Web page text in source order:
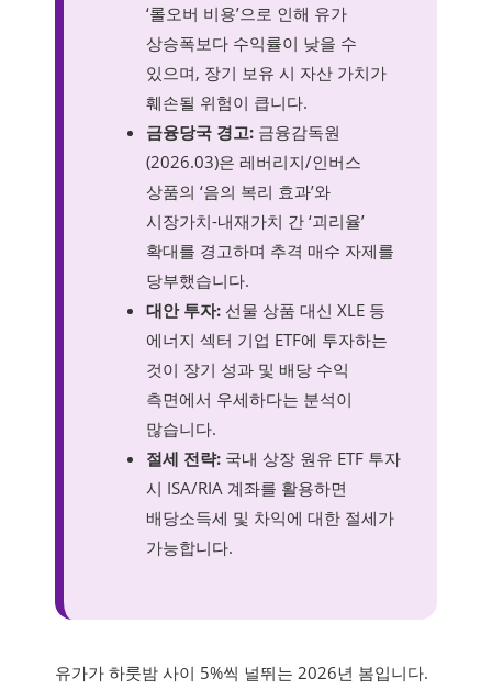
‘롤오버 비용’으로 인해 유가
상승폭보다 수익률이 낮을 수
있으며, 장기 보유 시 자산 가치가
훼손될 위험이 큽니다.
금융당국 경고: 금융감독원
(2026.03)은 레버리지/인버스
상품의 ‘음의 복리 효과’와
시장가치-내재가치 간 ‘괴리율’
확대를 경고하며 추격 매수 자제를
당부했습니다.
대안 투자: 선물 상품 대신 XLE 등
에너지 섹터 기업 ETF에 투자하는
것이 장기 성과 및 배당 수익
측면에서 우세하다는 분석이
많습니다.
절세 전략: 국내 상장 원유 ETF 투자
시 ISA/RIA 계좌를 활용하면
배당소득세 및 차익에 대한 절세가
가능합니다.
유가가 하룻밤 사이 5%씩 널뛰는 2026년 봄입니다.